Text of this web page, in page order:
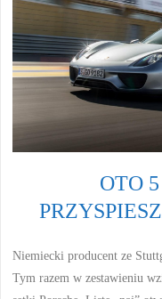
OTO
Niemiecki producent ze
Tym razem w zestawieniu